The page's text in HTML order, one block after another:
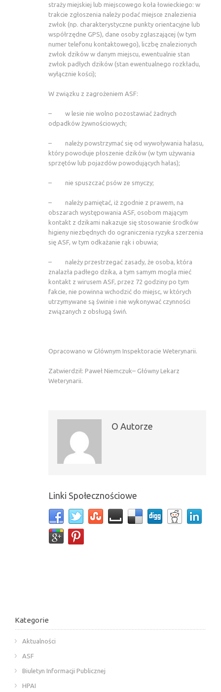
straży miejskiej lub miejscowego koła łowieckiego: w
trakcie zgłoszenia należy podać miejsce znalezienia
zwłok (np. charakterystyczne punkty orientacyjne lub
współrzędne GPS), dane osoby zgłaszającej (w tym
numer telefonu kontaktowego), liczbę znalezionych
zwłok dzików w danym miejscu, ewentualnie stan
zwłok padłych dzików (stan ewentualnego rozkładu,
wyłącznie kości);
W związku z zagrożeniem ASF:
– w lesie nie wolno pozostawiać żadnych
odpadków żywnościowych;
– należy powstrzymać się od wywoływania hałasu,
który powoduje płoszenie dzików (w tym używania
sprzętów lub pojazdów powodujących hałas);
– nie spuszczać psów ze smyczy;
– należy pamiętać, iż zgodnie z prawem, na
obszarach występowania ASF, osobom mającym
kontakt z dzikami nakazuje się stosowanie środków
higieny niezbędnych do ograniczenia ryzyka szerzenia
się ASF, w tym odkażanie rąk i obuwia;
– należy przestrzegać zasady, że osoba, która
znalazła padłego dzika, a tym samym mogła mieć
kontakt z wirusem ASF, przez 72 godziny po tym
fakcie, nie powinna wchodzić do miejsc, w których
utrzymywane są świnie i nie wykonywać czynności
związanych z obsługą świń.
Opracowano w Głównym Inspektoracie Weterynarii.
Zatwierdził: Paweł Niemczuk– Główny Lekarz
Weterynarii.
O Autorze
Linki Społecznościowe
Kategorie
Aktualności
ASF
Biuletyn Informacji Publicznej
HPAI